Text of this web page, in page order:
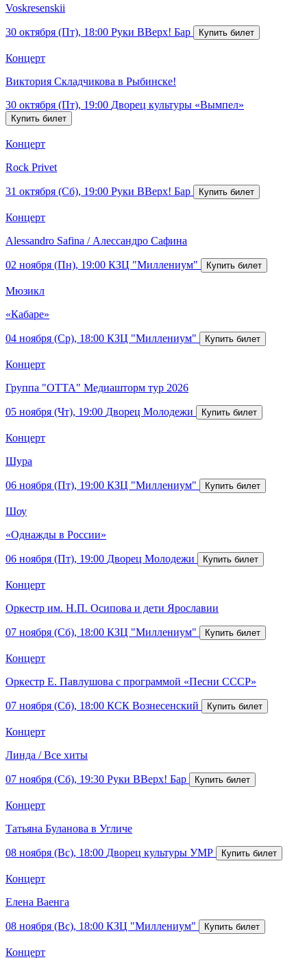
Voskresenskii
30 октября (Пт), 18:00 Руки ВВерх! Бар
Концерт
Виктория Складчикова в Рыбинске!
30 октября (Пт), 19:00 Дворец культуры «Вымпел»
Концерт
Rock Privet
31 октября (Сб), 19:00 Руки ВВерх! Бар
Концерт
Alessandro Safina / Алессандро Сафина
02 ноября (Пн), 19:00 КЗЦ "Миллениум"
Мюзикл
«Кабаре»
04 ноября (Ср), 18:00 КЗЦ "Миллениум"
Концерт
Группа "ОТТА" Медиашторм тур 2026
05 ноября (Чт), 19:00 Дворец Молодежи
Концерт
Шура
06 ноября (Пт), 19:00 КЗЦ "Миллениум"
Шоу
«Однажды в России»
06 ноября (Пт), 19:00 Дворец Молодежи
Концерт
Оркестр им. Н.П. Осипова и дети Ярославии
07 ноября (Сб), 18:00 КЗЦ "Миллениум"
Концерт
Оркестр Е. Павлушова с программой «Песни СССР»
07 ноября (Сб), 18:00 КСК Вознесенский
Концерт
Линда / Все хиты
07 ноября (Сб), 19:30 Руки ВВерх! Бар
Концерт
Татьяна Буланова в Угличе
08 ноября (Вс), 18:00 Дворец культуры УМР
Концерт
Елена Ваенга
08 ноября (Вс), 18:00 КЗЦ "Миллениум"
Концерт